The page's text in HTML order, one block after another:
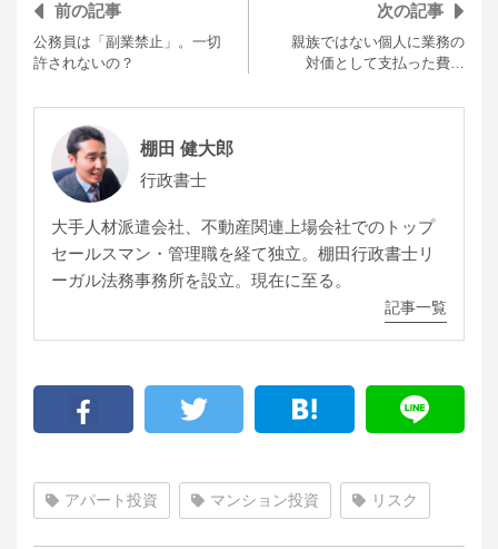
前の記事
公務員は「副業禁止」。一切
許されないの？
次の記事
親族ではない個人に業務の
対価として支払った費…
棚田 健大郎
行政書士
大手人材派遣会社、不動産関連上場会社でのトップ
セールスマン・管理職を経て独立。棚田行政書士リ
ーガル法務事務所を設立。現在に至る。
記事一覧
アパート投資 マンション投資 リスク